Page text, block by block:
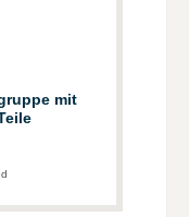
mit